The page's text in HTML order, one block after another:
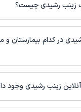
زینب رشیدی چیست؟
در کدام بیمارستان و
زینب رشیدی در مراکز
زینب رشیدی وجود
ارائه ویزیت آنلاین